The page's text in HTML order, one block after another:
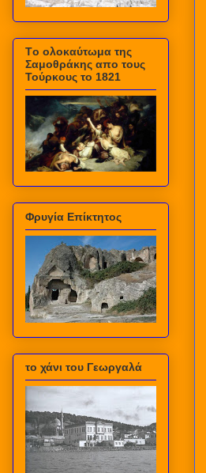
Τo ολοκαύτωμα της
Σαμοθράκης απο τους
Τούρκους το 1821
Φρυγία Επίκτητος
το χάνι του Γεωργαλά